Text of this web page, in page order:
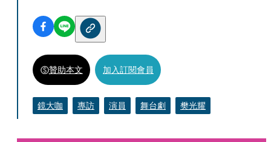
贊助本文 加入訂閱會員
鏡大咖 專訪 演員 舞台劇 樊光耀